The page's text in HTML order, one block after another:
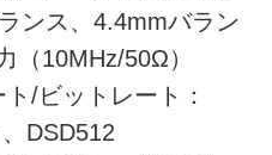
ンス、4.4mmバラン
（10MHz/50Ω）
/ビットレート：
DSD512